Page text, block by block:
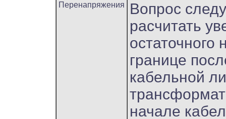
Перенапряжения
Вопрос
расчитать
остаточного
границе
кабельной
начале